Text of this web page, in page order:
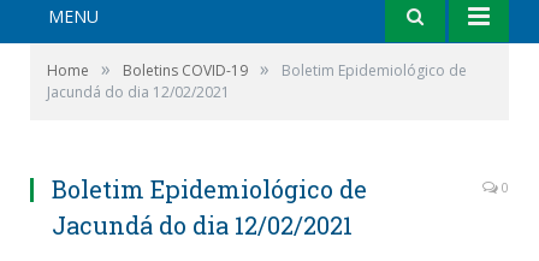
MENU
Home » Boletins COVID-19 »
Boletim Epidemiológico de
Jacundá do dia 12/02/2021
Boletim Epidemiológico de
Jacundá do dia 12/02/2021
0